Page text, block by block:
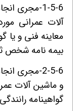
1-5-6-مجری
آلات عمرانی
معاینه فنی و
بیمه نامه شخص
2-5-6-مجری
و ماشین آلات
گواهینامه